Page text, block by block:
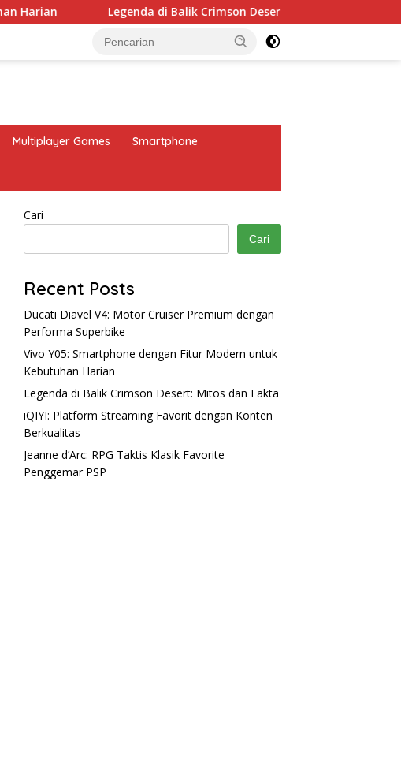
Legenda di Balik Crimson Desert: Mitos dan Fakta
Multiplayer Games Smartphone
Cari
Cari
Recent Posts
Ducati Diavel V4: Motor Cruiser Premium dengan
Performa Superbike
Vivo Y05: Smartphone dengan Fitur Modern untuk
Kebutuhan Harian
Legenda di Balik Crimson Desert: Mitos dan Fakta
iQIYI: Platform Streaming Favorit dengan Konten
Berkualitas
Jeanne d’Arc: RPG Taktis Klasik Favorite
Penggemar PSP